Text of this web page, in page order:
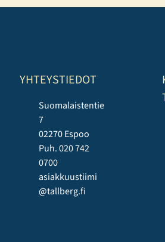
EFRAG:n (European Financial Reporting
YHTEYSTIEDOT
Suomalaistentie
7
02270 Espoo
Puh. 020 742
0700
asiakkuustiimi
@tallberg.fi